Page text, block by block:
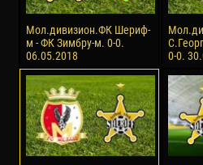
Мол.дивизион.ФК Шериф-
м - ФК Зимбру-м. 0-0.
06.05.2018
0-0.